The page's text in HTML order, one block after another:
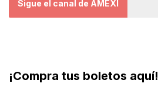
Sigue el canal de AMEXI
¡Compra tus boletos aquí!